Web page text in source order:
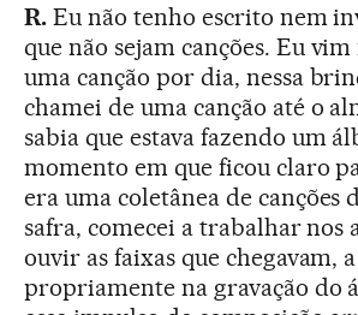
R.Eu não tenho escrito nem
que não sejam canções. Eu
uma canção por dia, nessa
chamei de uma canção até o
sabia que estava fazendo um
momento em que ficou claro
era uma coletânea de canções
safra, comecei a trabalhar nos
ouvir as faixas que chegavam,
propriamente na gravação do